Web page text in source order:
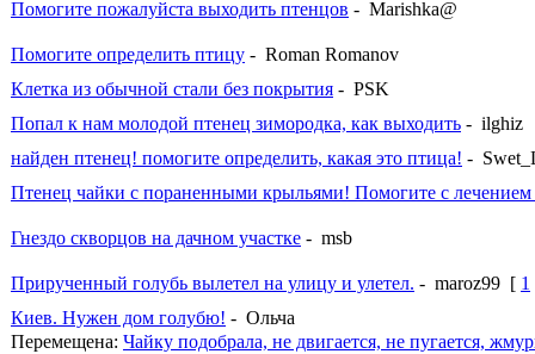
Помогите пожалуйста выходить птенцов - Marishka@
Помогите определить птицу - Roman Romanov
Клетка из обычной стали без покрытия - PSK
Попал к нам молодой птенец зимородка, как выходить - ilghiz
найден птенец! помогите определить, какая это птица! -
Птенец чайки с пораненными крыльями! Помогите с лечением
Гнездо скворцов на дачном участке - msb
Прирученный голубь вылетел на улицу и улетел. - maroz99 [ 1
Киев. Нужен дом голубю! - Ольча
Перемещена: Чайку подобрала, не двигается, не пугается,